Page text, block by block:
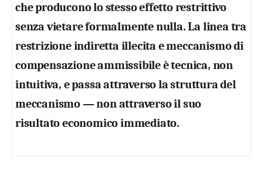
che producono lo stesso effetto restrittivo
senza vietare formalmente nulla. La linea tra
restrizione indiretta illecita emeccanismo di
compensazione ammissibileè tecnica, non
intuitiva, e passa attraverso la struttura del
meccanismo — non attraverso il suo
risultato economico immediato.